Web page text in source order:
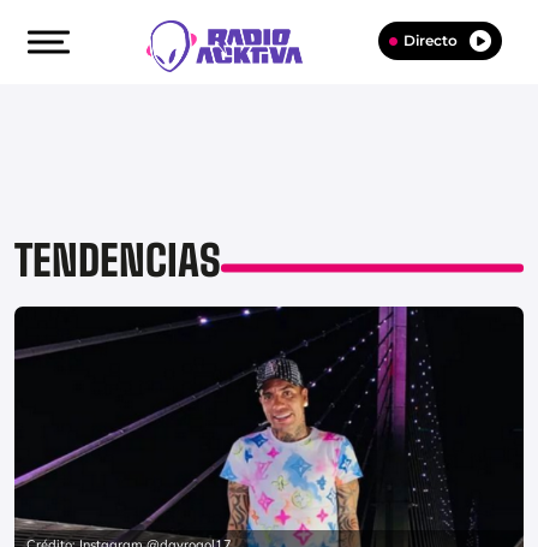
Directo
TENDENCIAS